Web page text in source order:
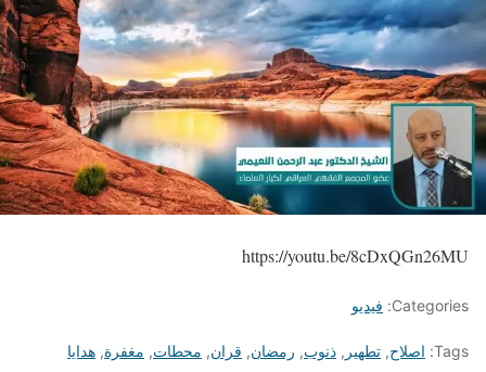
https://youtu.be/8cDxQGn26MU
Categories: فيديو
Tags: اصلاح, تطهير , ذنوب, رمضان, قران, محطات, مغفرة, هدايا